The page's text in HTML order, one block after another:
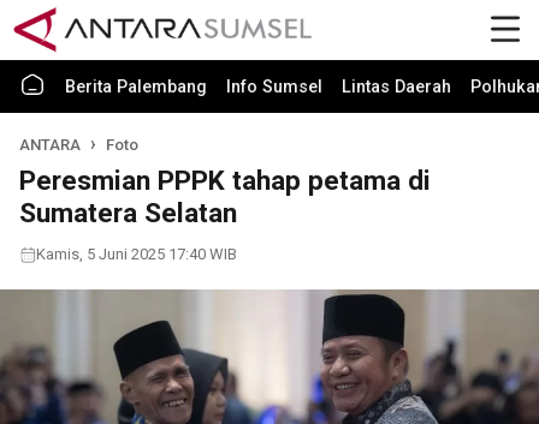
Berita Palembang Info Sumsel Lintas Daerah
ANTARA Foto
Peresmian PPPK tahap petama di
Sumatera Selatan
Kamis, 5 Juni 2025 17:40 WIB